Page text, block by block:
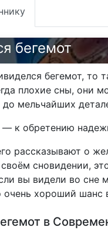
бегемот
бегемот, то
плохие сны, они
до мельчайших
к обретению
рассказывают о
своём сновидении,
вы видели во
очень хороший шанс
в